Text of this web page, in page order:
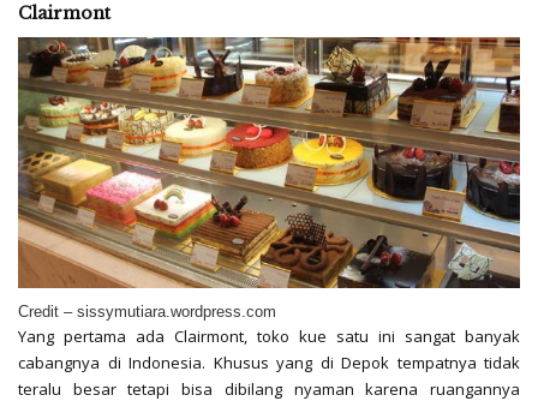
Clairmont
Credit – sissymutiara.wordpress.com
Yang pertama ada Clairmont, toko kue satu ini sangat banyak
cabangnya di Indonesia. Khusus yang di Depok tempatnya tidak
teralu besar tetapi bisa dibilang nyaman karena ruangannya